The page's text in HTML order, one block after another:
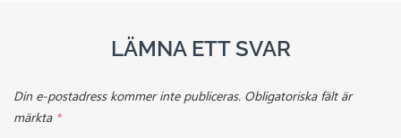
LÄMNA ETT SVAR
Din e-postadress kommer inte publiceras. Obligatoriska fält är
märkta *